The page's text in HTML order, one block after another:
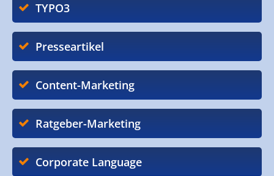
TYPO3
Presseartikel
Content-Marketing
Ratgeber-Marketing
Corporate Language